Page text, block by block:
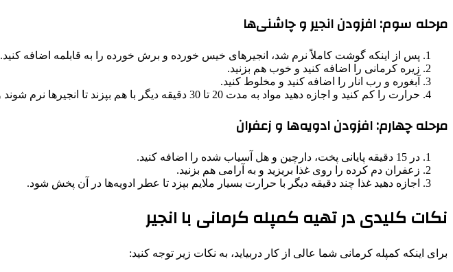
مرحله سوم: افزودن انجیر و چاشنی‌ها
پس از اینکه گوشت کاملاً نرم شد، انجیرهای خیس خورده و برش خورده را به قابلمه اضافه کنید.
زیره کرمانی را اضافه کنید و خوب هم بزنید.
آبغوره و رب انار را اضافه کنید و مخلوط کنید.
حرارت را کم کنید و اجازه دهید مواد به مدت 20 تا 30 دقیقه دیگر با هم بپزند تا انجیرها نرم شوند و طعم‌ها با هم ترکیب شوند.
مرحله چهارم: افزودن ادویه‌ها و زعفران
در 15 دقیقه پایانی پخت، دارچین و هل آسیاب شده را اضافه کنید.
زعفران دم کرده را روی غذا بریزید و به آرامی هم بزنید.
اجازه دهید غذا چند دقیقه دیگر با حرارت بسیار ملایم بپزد تا عطر ادویه‌ها در آن پخش شود.
نکات کلیدی در تهیه کمپله کرمانی با انجیر
برای اینکه کمپله کرمانی شما عالی از کار دربیاید، به نکات زیر توجه کنید: